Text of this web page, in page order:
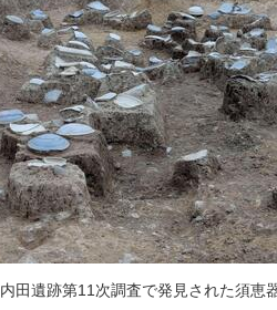
内田遺跡第11次調査で発見された須恵